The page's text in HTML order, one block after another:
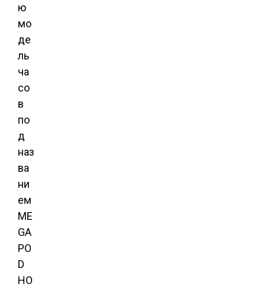
ю
мо
де
ль
ча
со
в
по
д
наз
ва
ни
ем
ME
GA
PO
D
HO